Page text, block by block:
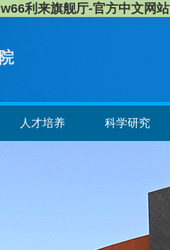
w66利来旗舰厅-官方中文网站
人才培养 科学研究